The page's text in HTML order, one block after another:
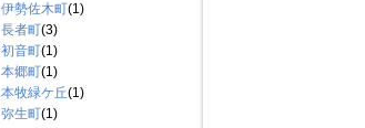
伊勢佐木町(1)
長者町(3)
初音町(1)
本郷町(1)
本牧緑ケ丘(1)
弥生町(1)